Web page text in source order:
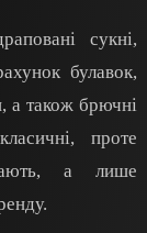
сукні,
булавок,
а також брючні
проте
а лише